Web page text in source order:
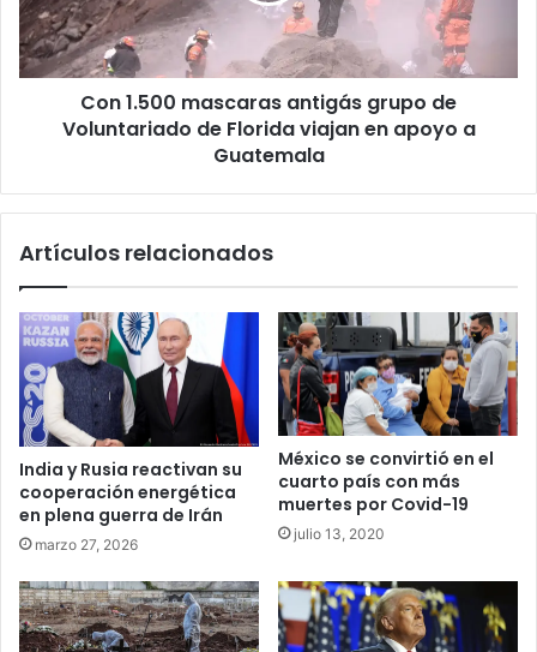
Voluntariado
de
Florida
Guatemala
Con 1.500 mascaras antigás grupo de
Voluntariado de Florida viajan en apoyo a
Guatemala
Artículos relacionados
India y Rusia reactivan su
cooperación energética
en plena guerra de Irán
marzo 27, 2026
México se convirtió en el
cuarto país con más
muertes por Covid-19
julio 13, 2020